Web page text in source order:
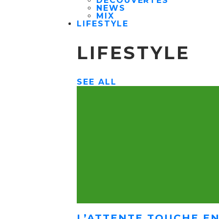
NEWS
MIX
LIFESTYLE
LIFESTYLE
SEE ALL